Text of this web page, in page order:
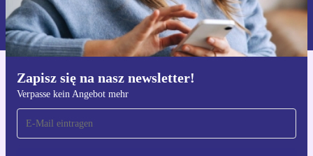
Zapisz się na nasz newsletter!
Verpasse kein Angebot mehr
Informacje na temat używania danych osobowych znajdują się w
naszej
Polityce prywatności
Pobierz aplikację refurbed
Dla iOS i Android